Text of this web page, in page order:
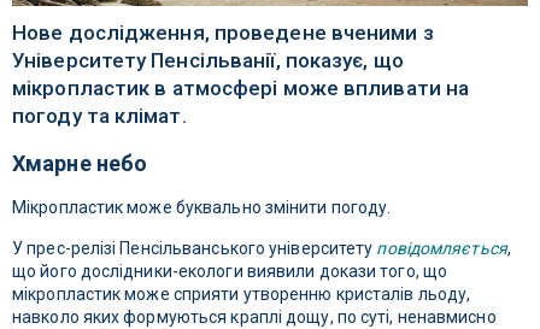
Нове дослідження, проведене вченими з
Університету Пенсільванії, показує, що
мікропластик в атмосфері може впливати на
погоду та клімат.
Хмарне небо
Мікропластик може буквально змінити погоду.
У прес-релізі Пенсільванського університету повідомляється,
що його дослідники-екологи виявили докази того, що
мікропластик може сприяти утворенню кристалів льоду,
навколо яких формуються краплі дощу, по суті, ненавмисно